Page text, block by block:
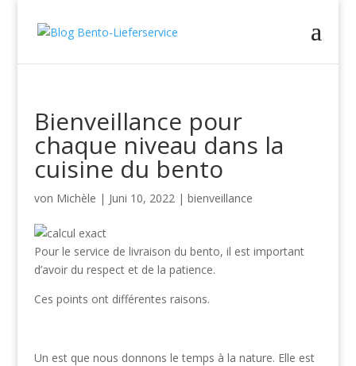
Bienveillance pour
chaque niveau dans la
cuisine du bento
von Michèle | Juni 10, 2022| bienveillance
Pour le service de livraison du bento, il est important
d’avoir du respect et de la patience.
Ces points ont différentes raisons.
Un est que nous donnons le temps à la nature. Elle est